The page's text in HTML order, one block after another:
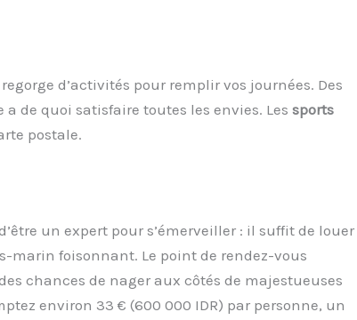
d’activités pour remplir vos journées. Des
de quoi satisfaire toutes les envies. Les sports
postale.
un expert pour s’émerveiller : il suffit de louer
marin foisonnant. Le point de rendez-vous
chances de nager aux côtés de majestueuses
environ 33 € (600 000 IDR) par personne, un